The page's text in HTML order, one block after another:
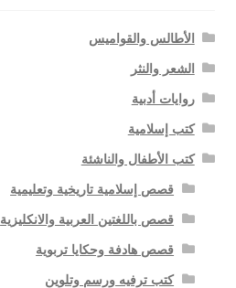
الأطالس والقواميس
الشعر والنثر
روايات أدبية
كتب إسلامية
كتب الأطفال والناشئة
قصص إسلامية تاريخية وتعليمية
قصص باللغتين العربية والانكليزية
قصص هادفة وحكايا تربوية
كتب ترفيه ورسم وتلوين